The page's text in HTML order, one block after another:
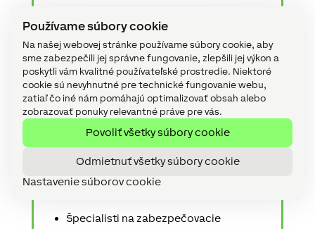
Používame súbory cookie
Na našej webovej stránke používame súbory cookie, aby
sme zabezpečili jej správne fungovanie, zlepšili jej výkon a
poskytli vám kvalitné používateľské prostredie. Niektoré
cookie sú nevyhnutné pre technické fungovanie webu,
zatiaľ čo iné nám pomáhajú optimalizovať obsah alebo
zobrazovať ponuky relevantné práve pre vás.
Povoliť všetky súbory cookie
Odmietnuť všetky súbory cookie
Nastavenie súborov cookie
Odstavenie ventilácie pri požiari.
Žalúzie sa vytiahnu, keď sa zdvihne
vietor.
Hlasový hovor na zvolené čísla.
Pro koho je webinár
určený:
Špecialisti na zabezpečovacie